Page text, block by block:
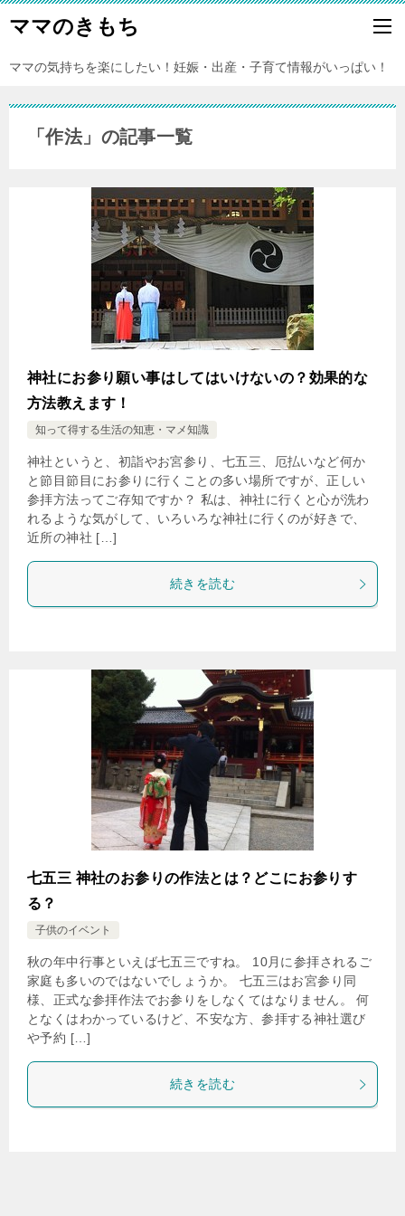
ママのきもち
ママの気持ちを楽にしたい！妊娠・出産・子育て情報がいっぱい！
「作法」の記事一覧
神社にお参り願い事はしてはいけないの？効果的な
方法教えます！
知って得する生活の知恵・マメ知識
神社というと、初詣やお宮参り、七五三、厄払いなど何か
と節目節目にお参りに行くことの多い場所ですが、正しい
参拝方法ってご存知ですか？ 私は、神社に行くと心が洗わ
れるような気がして、いろいろな神社に行くのが好きで、
近所の神社 […]
続きを読む
七五三 神社のお参りの作法とは？どこにお参りす
る？
子供のイベント
秋の年中行事といえば七五三ですね。 10月に参拝されるご
家庭も多いのではないでしょうか。 七五三はお宮参り同
様、正式な参拝作法でお参りをしなくてはなりません。 何
となくはわかっているけど、不安な方、参拝する神社選び
や予約 […]
続きを読む